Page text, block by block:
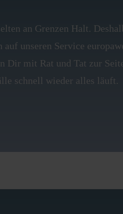
an Grenzen Halt.
auf unseren Service
Dir mit Rat und Tat zur
schnell wieder alles läuft.